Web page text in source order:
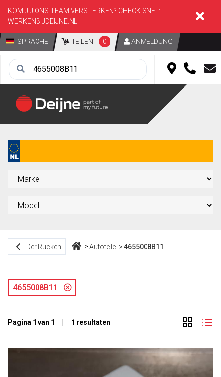
KOM JIJ ONS TEAM VERSTERKEN? CHECK SNEL:
WERKENBIJDEIJNE.NL
SPRACHE TEILEN 0 ANMELDUNG
Der Rücken Autoteile 4655008B11
4655008B11
Pagina 1 van 1 | 1 resultaten